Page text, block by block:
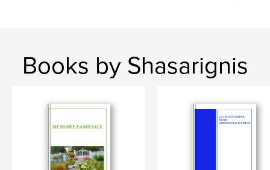
Books by Shasarignis